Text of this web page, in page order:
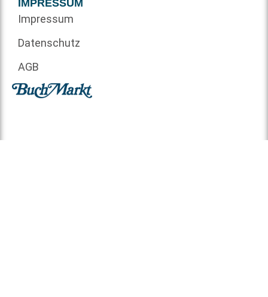
IMPRESSUM
Impressum
Datenschutz
AGB